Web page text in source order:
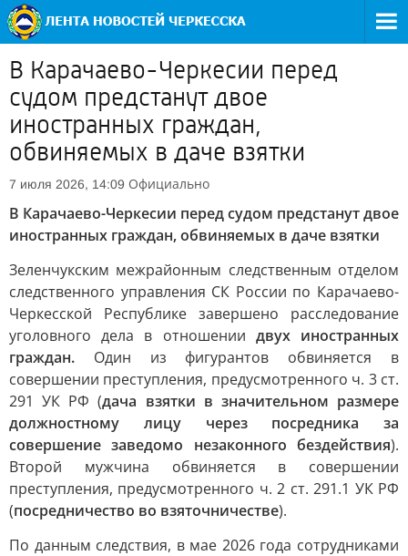
В Карачаево-Черкесии перед
судом предстанут двое
иностранных граждан,
обвиняемых в даче взятки
7 июля 2026, 14:09 Официально
В Карачаево-Черкесии перед судом предстанут двое
иностранных граждан, обвиняемых в даче взятки
Зеленчукским межрайонным следственным отделом
следственного управления СК России по Карачаево-
Черкесской Республике завершено расследование
уголовного дела в отношении двух иностранных
граждан. Один из фигурантов обвиняется в
совершении преступления, предусмотренного ч. 3 ст.
291 УК РФ (дача взятки в значительном размере
должностному лицу через посредника за
совершение заведомо незаконного бездействия).
Второй мужчина обвиняется в совершении
преступления, предусмотренного ч. 2 ст. 291.1 УК РФ
(посредничество во взяточничестве).
По данным следствия, в мае 2026 года сотрудниками